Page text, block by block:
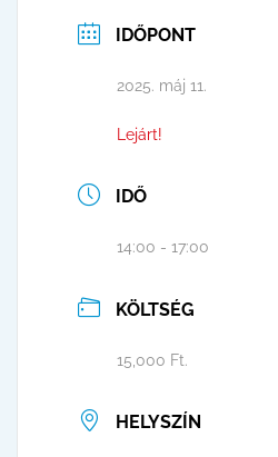
IDŐPONT
2025. máj 11.
Lejárt!
IDŐ
14:00 - 17:00
KÖLTSÉG
15,000 Ft.
HELYSZÍN